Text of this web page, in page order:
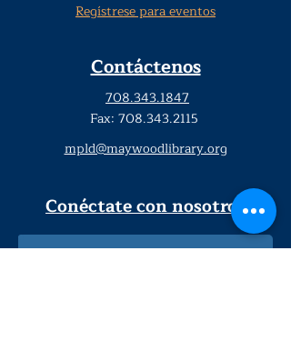
Regístrese para eventos
Contáctenos
708.343.1847
Fax: 708.343.2115
mpld@maywoodlibrary.org
Conéctate con nosotros
Suscríbete a nuestro boletín